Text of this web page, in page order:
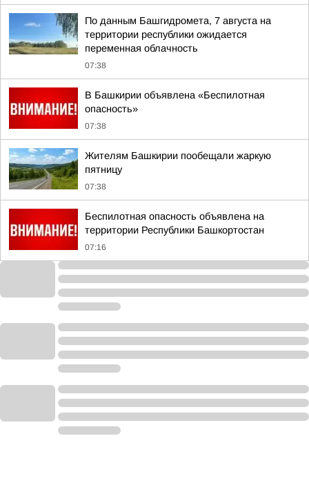
По данным Башгидромета, 7 августа на
территории республики ожидается
переменная облачность
07:38
В Башкирии объявлена «Беспилотная
опасность»
07:38
Жителям Башкирии пообещали жаркую
пятницу
07:38
Беспилотная опасность объявлена на
территории Республики Башкортостан
07:16